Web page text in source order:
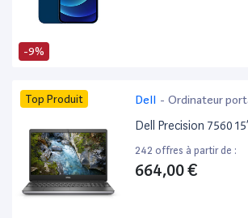
-9%
Top Produit Dell - Ordinateur
Dell Precision 7560
242 offres à partir de :
664,00 €